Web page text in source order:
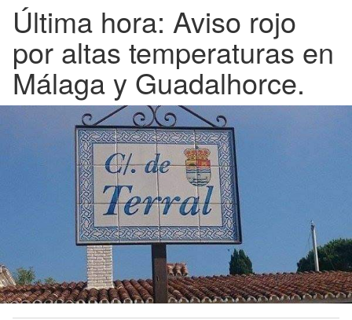
Última hora: Aviso rojo
por altas temperaturas en
Málaga y Guadalhorce.